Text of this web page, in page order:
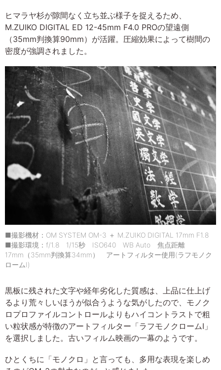
ヒマラヤ杉が隙間なく立ち並ぶ様子を捉えるため、
M.ZUIKO DIGITAL ED 12-45mm F4.0 PROの望遠側
（35mm判換算90mm）が活躍。圧縮効果によって樹間の
密度が強調されました。
■撮影機材：OM SYSTEM OM-3 ＋ M.ZUIKO DIGITAL 17mm F1.8
■撮影環境：f/1.8 1/15秒 ISO640 WB Auto 焦点距離
17mm（35mm判換算34mm） アートフィルター使用(ラフモノク
ロームI)
黒板に残された文字や経年劣化した質感は、上品に仕上げ
るより荒々しいほうが似合うような気がしたので、モノク
ロプロファイルコントロールよりもハイコントラストで粗
い粒状感が特徴のアートフィルター「ラフモノクロームI」
を選択しました。古いフィルム映画の一幕のようです。
ひとくちに「モノクロ」と言っても、多用な表現を楽しめ